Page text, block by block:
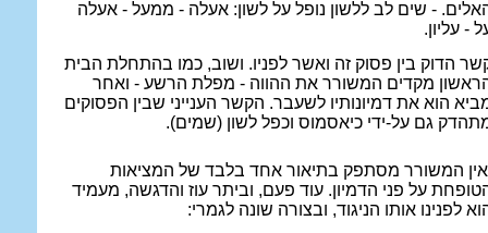
- שים לב ללשון נופל על לשון: אעלה - ממעל - אעלה
- עליון.
הדוק בין פסוק זה ואשר לפניו. ושוב, כמו בהתחלת הבית
מקדים המשורר את ההווה - מפלת הרשע - ואחר
הוא את דמיונותיו לשעבר. הקשר הענייני שבין הפסוקים
גם על-ידי כיאסמוס וכפל לשון (שמים).
המשורר מסתפק בתיאור אחד בלבד של המציאות
על פני הדמיון. עוד פעם, וביתר עוז והדגשה, מעמיד
לפנינו אותו הניגוד, ובצורה שונה לגמרי: